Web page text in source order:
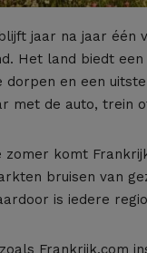
jaar na jaar één
Het land biedt
en een
met de auto, trein
zomer komt
bruisen van
is iedere
Frankrijk.com